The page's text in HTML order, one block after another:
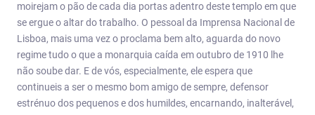
moirejam o pão de cada dia portas adentro deste templo em que
se ergue o altar do trabalho. O pessoal da Imprensa Nacional de
Lisboa, mais uma vez o proclama bem alto, aguarda do novo
regime tudo o que a monarquia caída em outubro de 1910 lhe
não soube dar. E de vós, especialmente, ele espera que
continueis a ser o mesmo bom amigo de sempre, defensor
estrénuo dos pequenos e dos humildes, encarnando, inalterável,